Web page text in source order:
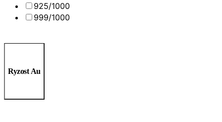
925/1000
999/1000
Ryzost Au